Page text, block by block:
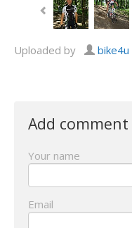
Uploaded by bike4u
Add comment
Your name
Email